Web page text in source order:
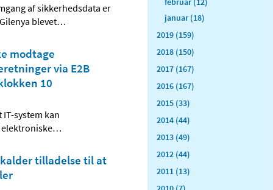
af sikkerhedsdata er
blevet…
modtage
via E2B
10
system kan
…
tilladelse til at
januar (18)
2019 (159)
2018 (150)
2017 (167)
2016 (167)
2015 (33)
2014 (44)
2013 (49)
2012 (44)
2011 (13)